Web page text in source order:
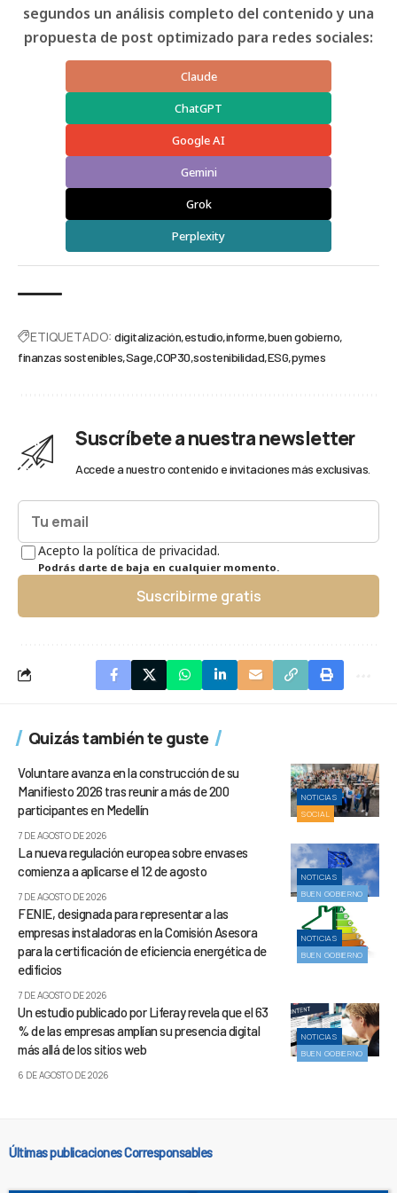
segundos un análisis completo del contenido y una
propuesta de post optimizado para redes sociales:
Claude
ChatGPT
Google AI
Gemini
Grok
Perplexity
ETIQUETADO: digitalización estudio informe buen gobierno
finanzas sostenibles Sage COP30 sostenibilidad ESG pymes
Suscríbete a nuestra newsletter
Accede a nuestro contenido e invitaciones más exclusivas.
Acepto la política de privacidad.
Podrás darte de baja en cualquier momento.
Suscribirme gratis
Quizás también te guste
NOTICIAS
SOCIAL
Voluntare avanza en la construcción de su
Manifiesto 2026 tras reunir a más de 200
participantes en Medellín
7 DE AGOSTO DE 2026
NOTICIAS
BUEN GOBIERNO
La nueva regulación europea sobre envases
comienza a aplicarse el 12 de agosto
7 DE AGOSTO DE 2026
NOTICIAS
BUEN GOBIERNO
FENIE, designada para representar a las
empresas instaladoras en la Comisión Asesora
para la certificación de eficiencia energética de
edificios
7 DE AGOSTO DE 2026
NOTICIAS
BUEN GOBIERNO
Un estudio publicado por Liferay revela que el 63
% de las empresas amplían su presencia digital
más allá de los sitios web
6 DE AGOSTO DE 2026
Últimas publicaciones Corresponsables